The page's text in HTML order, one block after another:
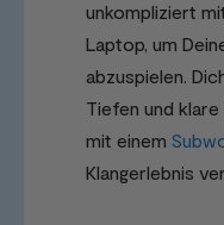
unkompliziert
Laptop, um
abzuspielen.
Tiefen und klare
mit einem
Klangerlebnis